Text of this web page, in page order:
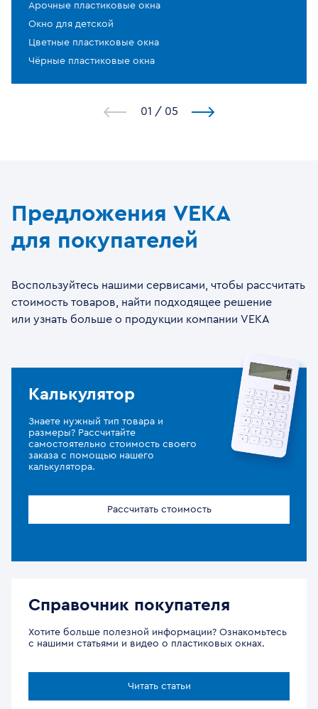
Арочные пластиковые окна
Окно для детской
Цветные пластиковые окна
Чёрные пластиковые окна
1 / 5
Предложения VEKA
для покупателей
Воспользуйтесь нашими сервисами, чтобы рассчитать
стоимость товаров, найти подходящее решение
или узнать больше о продукции компании VEKA
Калькулятор
Знаете нужный тип товара и
размеры? Рассчитайте
самостоятельно стоимость своего
заказа с помощью нашего
калькулятора.
Рассчитать стоимость
Справочник покупателя
Хотите больше полезной информации? Ознакомьтесь
с нашими статьями и видео о пластиковых окнах.
Читать статьи